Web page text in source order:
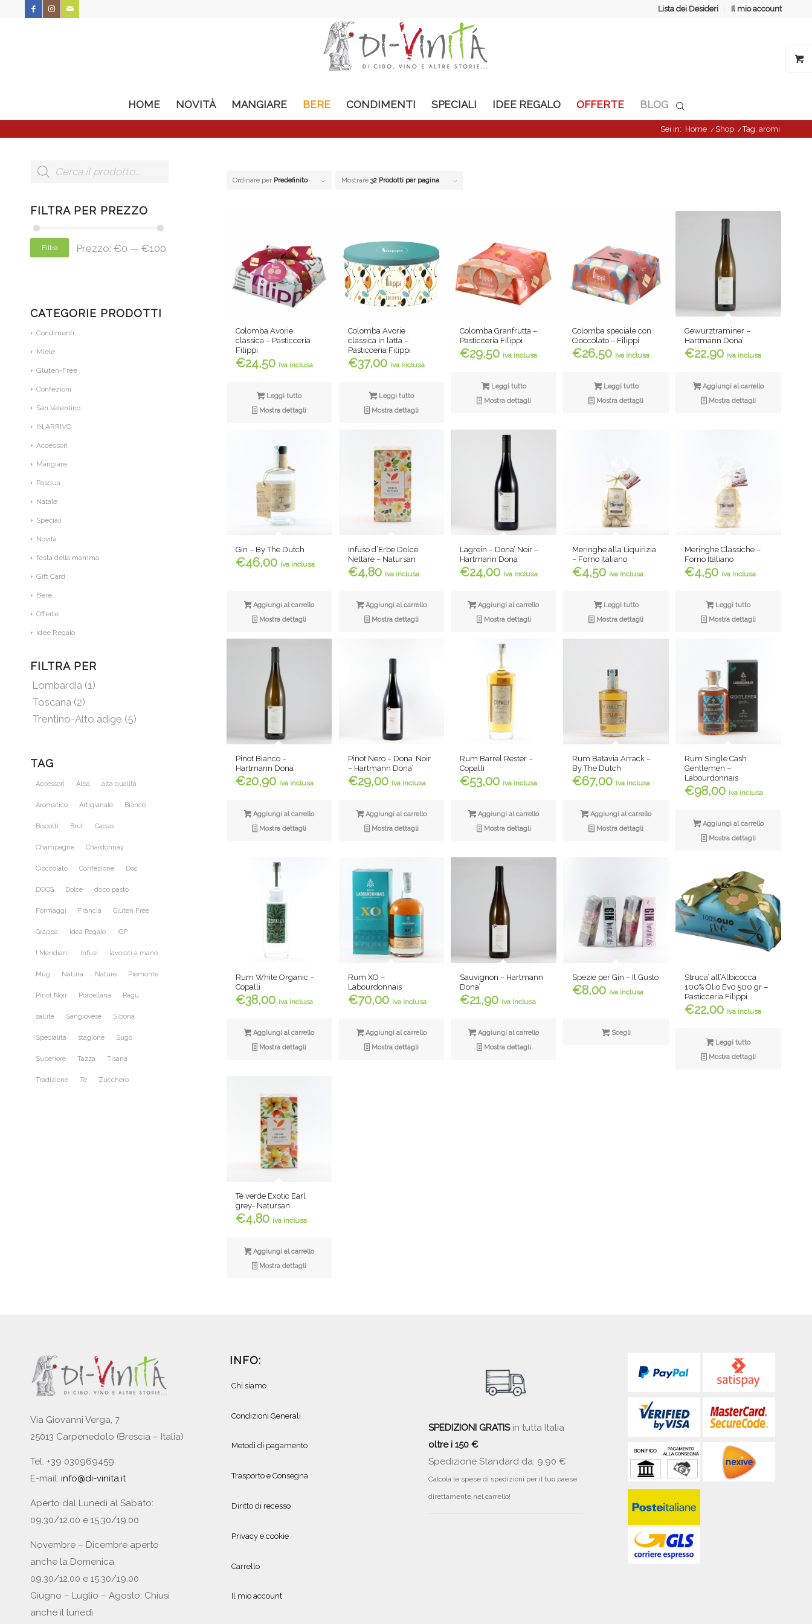
Lista dei Desideri Il mio account
HOME NOVITÀ MANGIARE BERE CONDIMENTI SPECIALI IDEE REGALO OFFERTE BLOG
Sei in: Home / Shop /Tag: aromi
Ordinare per Predefinito Mostrare 32 Prodotti per pagina
Colomba Avorie
classica – Pasticceria
Filippi
€24,50 iva inclusa
Leggi tutto
Mostra dettagli
Colomba Avorie
classica in latta –
Pasticceria Filippi
€37,00 iva inclusa
Leggi tutto
Mostra dettagli
Colomba Granfrutta –
Pasticceria Filippi
€29,50 iva inclusa
Leggi tutto
Mostra dettagli
Colomba speciale con
Cioccolato – Filippi
€26,50 iva inclusa
Leggi tutto
Mostra dettagli
Gewurztraminer –
Hartmann Dona’
€22,90 iva inclusa
Aggiungi al carrello
Mostra dettagli
Gin – By The Dutch
€46,00 iva inclusa
Aggiungi al carrello
Mostra dettagli
Infuso d’Erbe Dolce
Nettare – Natursan
€4,80 iva inclusa
Aggiungi al carrello
Mostra dettagli
Lagrein – Dona’ Noir –
Hartmann Dona’
€24,00 iva inclusa
Aggiungi al carrello
Mostra dettagli
Meringhe alla Liquirizia
– Forno Italiano
€4,50 iva inclusa
Leggi tutto
Mostra dettagli
Meringhe Classiche –
Forno Italiano
€4,50 iva inclusa
Leggi tutto
Mostra dettagli
Pinot Bianco –
Hartmann Dona’
€20,90 iva inclusa
Aggiungi al carrello
Mostra dettagli
Pinot Nero – Dona’ Noir
– Hartmann Dona’
€29,00 iva inclusa
Aggiungi al carrello
Mostra dettagli
Rum Barrel Rester –
Copalli
€53,00 iva inclusa
Aggiungi al carrello
Mostra dettagli
Rum Batavia Arrack –
By The Dutch
€67,00 iva inclusa
Aggiungi al carrello
Mostra dettagli
Rum Single Cash
Gentlemen –
Labourdonnais
€98,00 iva inclusa
Aggiungi al carrello
Mostra dettagli
Rum White Organic –
Copalli
€38,00 iva inclusa
Aggiungi al carrello
Mostra dettagli
Rum XO –
Labourdonnais
€70,00 iva inclusa
Aggiungi al carrello
Mostra dettagli
Sauvignon – Hartmann
Dona’
€21,90 iva inclusa
Aggiungi al carrello
Mostra dettagli
Spezie per Gin – Il Gusto
€8,00 iva inclusa
Scegli
Struca’ all’Albicocca
100% Olio Evo 500 gr –
Pasticceria Filippi
€22,00 iva inclusa
Leggi tutto
Mostra dettagli
Tè verde Exotic Earl
grey- Natursan
€4,80 iva inclusa
Aggiungi al carrello
Mostra dettagli
FILTRA PER PREZZO
Filtra Prezzo: €0 — €100
CATEGORIE PRODOTTI
Condimenti
Miele
Gluten-Free
Confezioni
San Valentino
IN ARRIVO
Accessori
Mangiare
Pasqua
Natale
Speciali
Novità
festa della mamma
Gift Card
Bere
Offerte
Idee Regalo
FILTRA PER
Lombardia (1)
Toscana (2)
Trentino-Alto adige (5)
TAG
Accessori Alba alta qualità
Aromatico Artigianale Bianco
Biscotti Brut Cacao
Champagne Chardonnay
Cioccolato Confezione Doc
DOCG Dolce dopo pasto
Formaggi Francia Gluten Free
Grappa Idea Regalo IGP
I Meridiani Infusi lavorati a mano
Mug Natura Nature Piemonte
Pinot Noir Porcellana Ragù
salute Sangiovese Sibona
Specialità stagione Sugo
Superiore Tazza Tisana
Tradizione Tè Zucchero
Via Giovanni Verga, 7
25013 Carpenedolo (Brescia – Italia)
Tel. +39 030969459
E-mail: info@di-vinita.it
Aperto dal Lunedì al Sabato:
09.30/12.00 e 15.30/19.00
Novembre – Dicembre aperto
anche la Domenica
09.30/12.00 e 15.30/19.00
Giugno – Luglio – Agosto: Chiusi
anche il lunedì
INFO:
Chi siamo
Condizioni Generali
Metodi di pagamento
Trasporto e Consegna
Diritto di recesso
Privacy e cookie
Carrello
Il mio account
SPEDIZIONI GRATISin tutta Italia
oltre i 150 €
Spedizione Standard da: 9,90 €
Calcola le spese di spedizioni per il tuo paese
direttamente nel carrello!